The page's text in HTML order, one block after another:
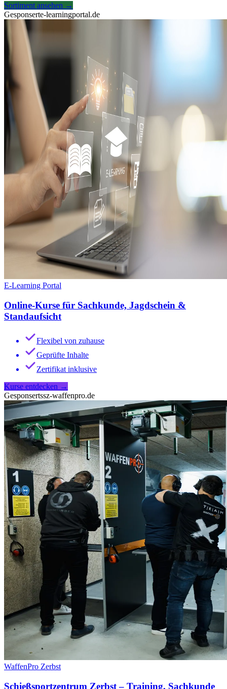
Sortiment ansehen →
Gesponserte-learningportal.de
E-Learning Portal
Online-Kurse für Sachkunde, Jagdschein &
Standaufsicht
Flexibel von zuhause
Geprüfte Inhalte
Zertifikat inklusive
Kurse entdecken →
Gesponsertssz-waffenpro.de
WaffenPro Zerbst
Schießsportzentrum Zerbst – Training, Sachkunde